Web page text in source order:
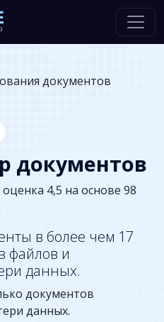
документов
документов
4,5 на основе 98
в более чем 17
файлов и
данных.
документов
данных.